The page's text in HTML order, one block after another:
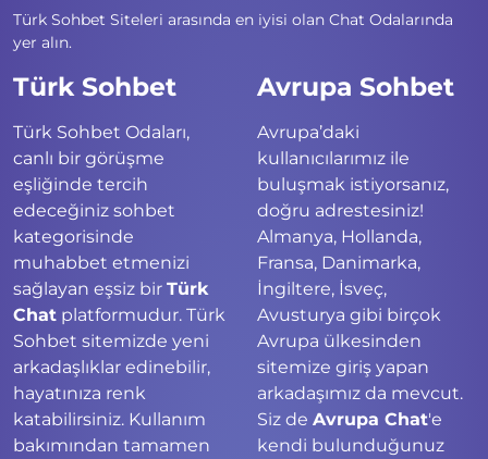
Türk Sohbet Siteleri arasında en iyisi olan Chat Odalarında
yer alın.
Türk Sohbet
Türk Sohbet Odaları,
canlı bir görüşme
eşliğinde tercih
edeceğiniz sohbet
kategorisinde
muhabbet etmenizi
sağlayan eşsiz bir Türk
Chat platformudur. Türk
Sohbet sitemizde yeni
arkadaşlıklar edinebilir,
hayatınıza renk
katabilirsiniz. Kullanım
bakımından tamamen
Avrupa Sohbet
Avrupa’daki
kullanıcılarımız ile
buluşmak istiyorsanız,
doğru adrestesiniz!
Almanya, Hollanda,
Fransa, Danimarka,
İngiltere, İsveç,
Avusturya gibi birçok
Avrupa ülkesinden
sitemize giriş yapan
arkadaşımız da mevcut.
Siz de Avrupa Chat'e
kendi bulunduğunuz